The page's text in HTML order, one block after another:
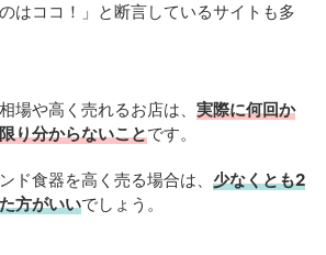
はココ！」と断言しているサイトも多
場や高く売れるお店は、 実際に何回か
り分からないことです。
ド食器を高く売る場合は、 少なくとも2
方がいいでしょう。